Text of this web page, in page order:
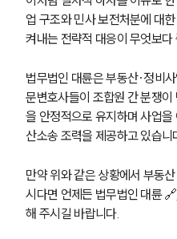
뉴스레터
세
대륜법
대륜법
업 구조와 민사 보전처분에 대
켜내는 전략적 대응이 무엇보다
법무법인 대륜은 부동산·정비
문변호사들이 조합원 간 분쟁
을 안정적으로 유지하며 사업
산소송 조력을 제공하고 있습니
만약 위와 같은 상황에서 부동
시다면 언제든 법무법인 대륜 🔗
해 주시길 바랍니다.